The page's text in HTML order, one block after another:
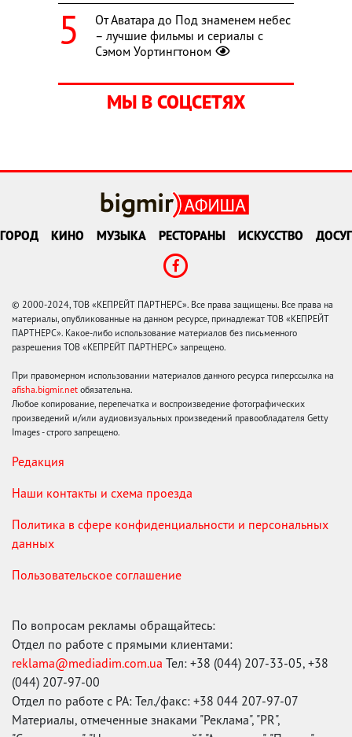
От Аватара до Под знаменем небес
– лучшие фильмы и сериалы с
Сэмом Уортингтоном
МЫ В СОЦСЕТЯХ
ГОРОД КИНО МУЗЫКА РЕСТОРАНЫ ИСКУССТВО ДОСУГ
© 2000-2024, ТОВ «КЕПРЕЙТ ПАРТНЕРС». Все права защищены. Все права на
материалы, опубликованные на данном ресурсе, принадлежат ТОВ «КЕПРЕЙТ
ПАРТНЕРС». Какое-либо использование материалов без письменного
разрешения ТОВ «КЕПРЕЙТ ПАРТНЕРС» запрещено.
При правомерном использовании материалов данного ресурса гиперссылка на
afisha.bigmir.net обязательна.
Любое копирование, перепечатка и воспроизведение фотографических
произведений и/или аудиовизуальных произведений правообладателя Getty
Images - строго запрещено.
Редакция
Наши контакты и схема проезда
Политика в сфере конфиденциальности и персональных
данных
Пользовательское соглашение
По вопросам рекламы обращайтесь:
Отдел по работе с прямыми клиентами:
reklama@mediadim.com.ua Тел: +38 (044) 207-33-05, +38
(044) 207-97-00
Отдел по работе с РА: Тел./факс: +38 044 207-97-07
Материалы, отмеченные знаками "Реклама", "PR",